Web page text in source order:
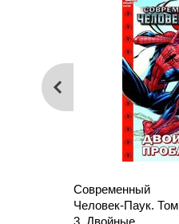
Современный
Человек-Паук. Том
3. Двойные